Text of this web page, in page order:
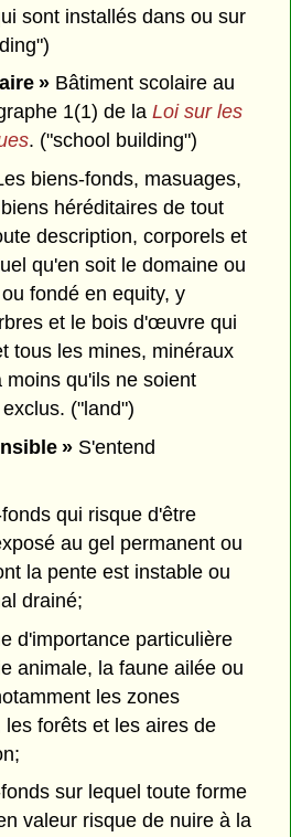
sont installés dans ou sur
»Bâtiment scolaire au
1(1) de laLoi sur les
. ("school building")
biens-fonds, masuages,
héréditaires de tout
description, corporels et
qu'en soit le domaine ou
fondé en equity, y
et le bois d'œuvre qui
tous les mines, minéraux
moins qu'ils ne soient
("land")
»S'entend
qui risque d'être
au gel permanent ou
la pente est instable ou
drainé;
d'importance particulière
animale, la faune ailée ou
les zones
les forêts et les aires de
sur lequel toute forme
valeur risque de nuire à la